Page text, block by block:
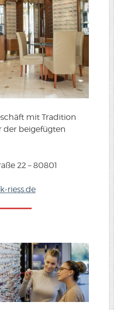
mit Tradition
beigefügten
22 – 80801
riess.de